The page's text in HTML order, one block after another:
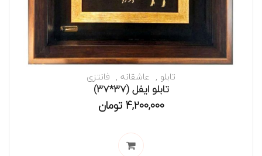
تابلو عاشقانه فانتزی
تابلو ایفل (37*37)
4,200,000 تومان